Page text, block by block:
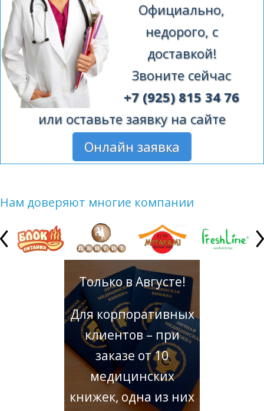
Официально,
недорого, с
доставкой!
Звоните сейчас
+7 (925) 815 34 76
или оставьте заявку на сайте
Онлайн заявка
Нам доверяют многие компании
Только в Августе!
Для корпоративных
клиентов – при
заказе от 10
медицинских
книжек, одна из них